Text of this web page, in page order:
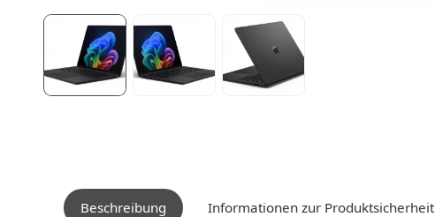
Beschreibung Informationen zur Produktsicherheit